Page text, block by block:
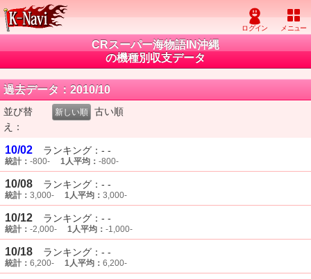
CRスーパー海物語IN沖縄
の機種別収支データ
過去データ：2010/10
並び替
え：
新しい順 古い順
10/02 ランキング：- -
統計： -800- 1人平均： -800-
10/08 ランキング：- -
統計： 3,000- 1人平均： 3,000-
10/12 ランキング：- -
統計： -2,000- 1人平均： -1,000-
10/18 ランキング：- -
統計： 6,200- 1人平均： 6,200-